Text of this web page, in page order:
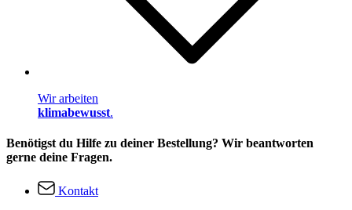
Wir arbeiten
klimabewusst.
Benötigst du Hilfe zu deiner Bestellung? Wir beantworten
gerne deine Fragen.
Kontakt